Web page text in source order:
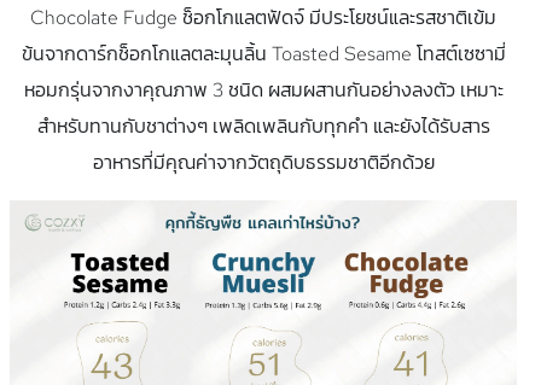
Chocolate Fudge ช็อกโกแลตฟัดจ์ มีประโยชน์และรสชาติเข้ม
ข้นจากดาร์กช็อกโกแลตละมุนลิ้น Toasted Sesame โทสต์เซซามี่
หอมกรุ่นจากงาคุณภาพ 3 ชนิด ผสมผสานกันอย่างลงตัว เหมาะ
สำหรับทานกับชาต่างๆ เพลิดเพลินกับทุกคำ และยังได้รับสาร
อาหารที่มีคุณค่าจากวัตถุดิบธรรมชาติอีกด้วย